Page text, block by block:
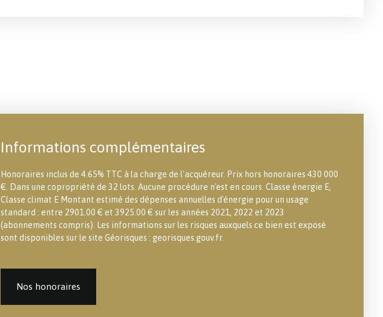
Informations complémentaires
Honoraires inclus de 4.65% TTC à la charge de l'acquéreur. Prix hors honoraires 430 000
€. Dans une copropriété de 32 lots. Aucune procédure n'est en cours. Classe énergie E,
Classe climat E Montant estimé des dépenses annuelles d'énergie pour un usage
standard : entre 2901.00 € et 3925.00 € sur les années 2021, 2022 et 2023
(abonnements compris). Les informations sur les risques auxquels ce bien est exposé
sont disponibles sur le site Géorisques : georisques.gouv.fr.
Nos honoraires